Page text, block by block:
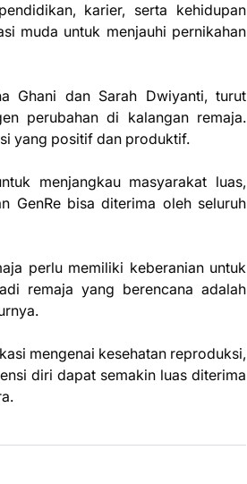
karier, serta kehidupan
muda untuk menjauhi pernikahan
Ghani dan Sarah Dwiyanti, turut
perubahan di kalangan remaja.
yang positif dan produktif.
menjangkau masyarakat luas,
GenRe bisa diterima oleh seluruh
perlu memiliki keberanian untuk
remaja yang berencana adalah
mengenai kesehatan reproduksi,
diri dapat semakin luas diterima